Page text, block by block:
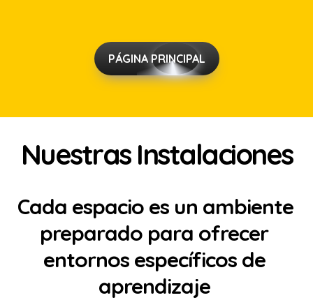
PÁGINA PRINCIPAL
Nuestras Instalaciones
Cada espacio es un ambiente
preparado para ofrecer
entornos específicos de
aprendizaje